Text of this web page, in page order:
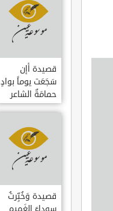
قصيدة أإن
سَجَعَت يوماً بوادٍ
حمامَةٌ الشاعر
العوام بن عقبة
قصيدة وَخُبِّرتُ